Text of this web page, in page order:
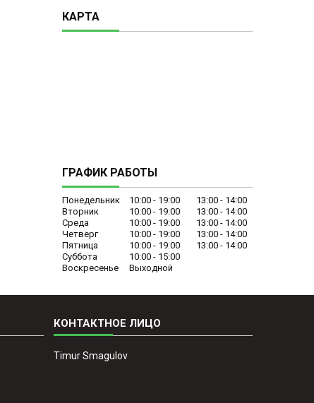
КАРТА
ГРАФИК РАБОТЫ
Понедельник 10:00 19:00 13:00
14:00
Вторник
10:00 19:00 13:00
14:00
Среда
10:00 19:00 13:00
14:00
Четверг
10:00 19:00 13:00
14:00
Пятница
10:00 19:00 13:00
14:00
Суббота
10:00
15:00
Воскресенье
Выходной
Timur Smagulov